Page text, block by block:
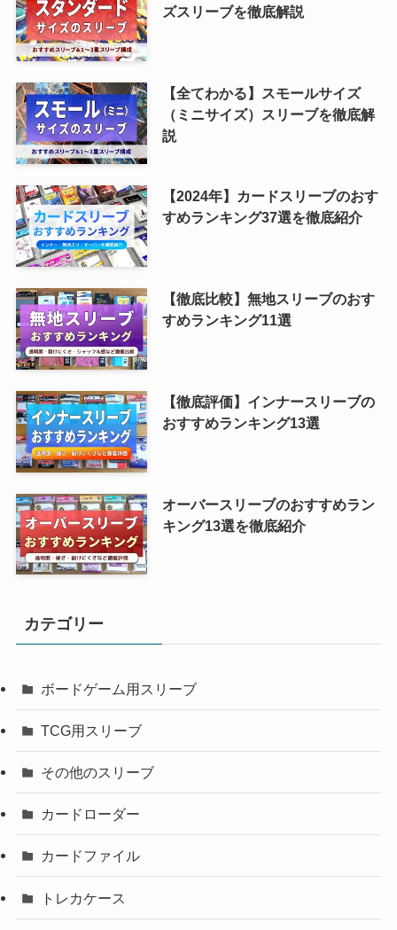
ズスリーブを徹底解説
【全てわかる】スモールサイズ
（ミニサイズ）スリーブを徹底解
説
【2024年】カードスリーブのおす
すめランキング37選を徹底紹介
【徹底比較】無地スリーブのおす
すめランキング11選
【徹底評価】インナースリーブの
おすすめランキング13選
オーバースリーブのおすすめラン
キング13選を徹底紹介
カテゴリー
ボードゲーム用スリーブ
TCG用スリーブ
その他のスリーブ
カードローダー
カードファイル
トレカケース